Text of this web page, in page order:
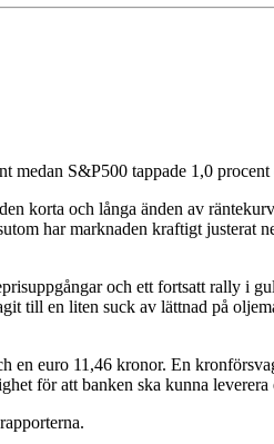
medan S&P500 tappade 1,0
korta och långa änden av
har marknaden kraftigt justerat
och ett fortsatt rally i
till en liten suck av lättnad på
euro 11,46 kronor. En
för att banken ska kunna